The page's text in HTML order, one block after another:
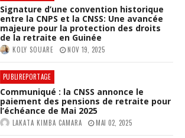
Signature d’une convention historique
entre la CNPS et la CNSS: Une avancée
majeure pour la protection des droits
de la retraite en Guinée
KOLY SOUARE NOV 19, 2025
PUBLIREPORTAGE
Communiqué : la CNSS annonce le
paiement des pensions de retraite pour
l’échéance de Mai 2025
LAKATA KIMBA CAMARA MAI 02, 2025